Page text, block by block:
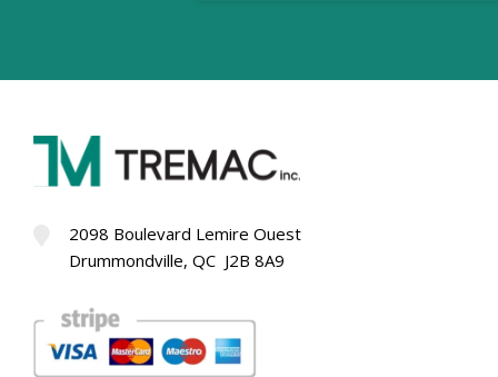
2098 Boulevard Lemire Ouest
Drummondville, QC J2B 8A9